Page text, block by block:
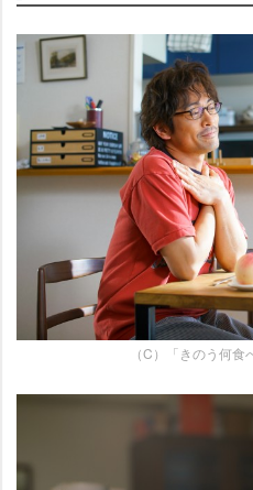
（C）「きのう何